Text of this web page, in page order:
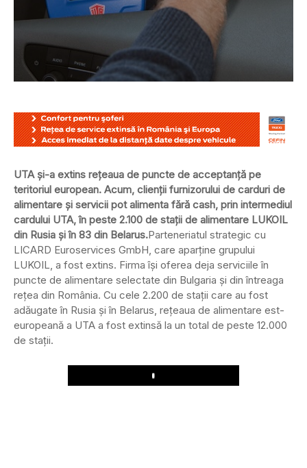
UTA și-a extins rețeaua de puncte de acceptanță pe
teritoriul european. Acum, clienții furnizorului de carduri de
alimentare și servicii pot alimenta fără cash, prin intermediul
cardului UTA, în peste 2.100 de stații de alimentare LUKOIL
din Rusia și în 83 din Belarus.Parteneriatul strategic cu
LICARD Euroservices GmbH, care aparține grupului
LUKOIL, a fost extins. Firma își oferea deja serviciile în
puncte de alimentare selectate din Bulgaria și din întreaga
rețea din România. Cu cele 2.200 de stații care au fost
adăugate în Rusia și în Belarus, rețeaua de alimentare est-
europeană a UTA a fost extinsă la un total de peste 12.000
de stații.
Play